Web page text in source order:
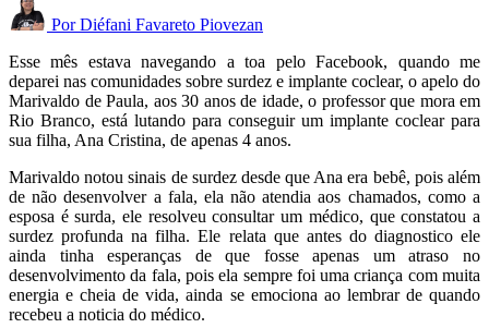
Por Diéfani Favareto Piovezan
Esse mês estava navegando a toa pelo Facebook, quando me
deparei nas comunidades sobre surdez e implante coclear, o apelo do
Marivaldo de Paula, aos 30 anos de idade, o professor que mora em
Rio Branco, está lutando para conseguir um implante coclear para
sua filha, Ana Cristina, de apenas 4 anos.
Marivaldo notou sinais de surdez desde que Ana era bebê, pois além
de não desenvolver a fala, ela não atendia aos chamados, como a
esposa é surda, ele resolveu consultar um médico, que constatou a
surdez profunda na filha. Ele relata que antes do diagnostico ele
ainda tinha esperanças de que fosse apenas um atraso no
desenvolvimento da fala, pois ela sempre foi uma criança com muita
energia e cheia de vida, ainda se emociona ao lembrar de quando
recebeu a noticia do médico.